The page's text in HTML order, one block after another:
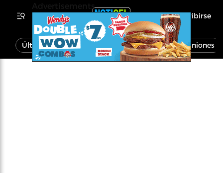
Inscribirse
Última Hora Noticias Economía Opiniones
Advertisements